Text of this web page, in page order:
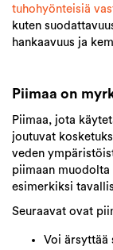
tuhohyönteisiä
kuten
hankaavuus ja
Piimaa on
Piimaa, jota
joutuvat
veden
piimaan
esimerkiksi
Seuraavat ovat
Voi ärsyttää